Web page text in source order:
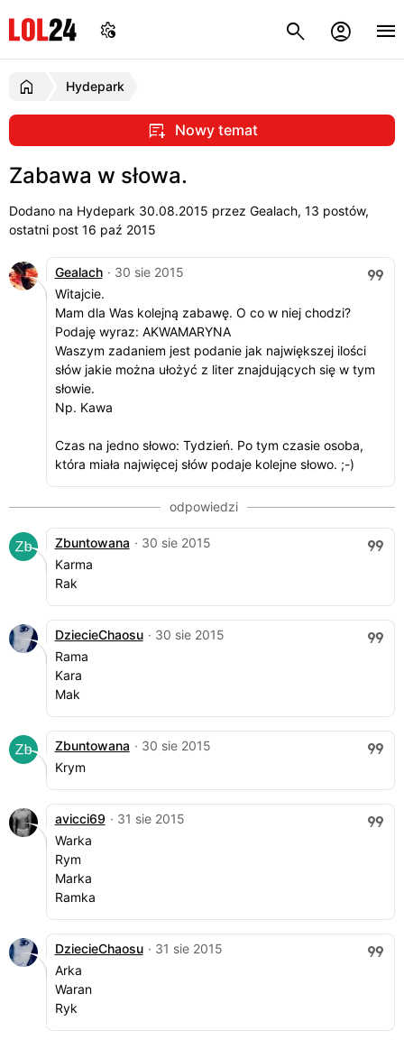
Hydepark
Nowy temat
Zabawa w słowa.
Dodano na Hydepark 30.08.2015 przez Gealach, 13 postów,
ostatni post 16 paź 2015
Gealach · 30 sie 2015
Witajcie.
Mam dla Was kolejną zabawę. O co w niej chodzi?
Podaję wyraz: AKWAMARYNA
Waszym zadaniem jest podanie jak największej ilości
słów jakie można ułożyć z liter znajdujących się w tym
słowie.
Np. Kawa
Czas na jedno słowo: Tydzień. Po tym czasie osoba,
która miała najwięcej słów podaje kolejne słowo. ;-)
Zbuntowana · 30 sie 2015
Karma
Rak
DziecieChaosu · 30 sie 2015
Rama
Kara
Mak
Zbuntowana · 30 sie 2015
Krym
avicci69 · 31 sie 2015
Warka
Rym
Marka
Ramka
DziecieChaosu · 31 sie 2015
Arka
Waran
Ryk